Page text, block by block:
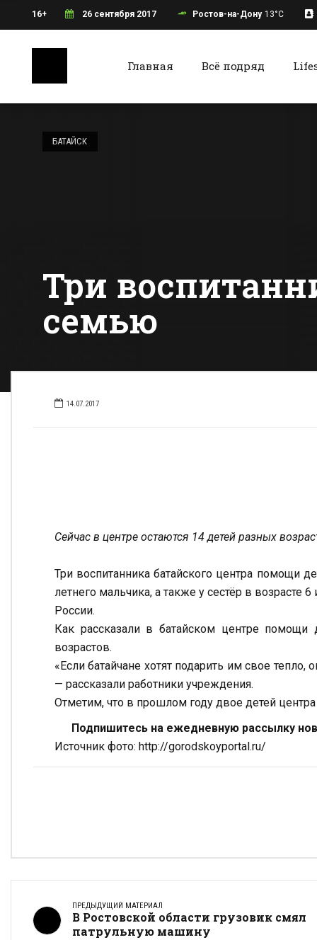
16+ 26 сентября 2017 Ростов-на-Дону 13°C
Главная Всё подряд
БАТАЙСК
Три
семью
14.07.2017
Сейчас в центре остаются 14 детей разных
Три воспитанника батайского центра помощи
летнего мальчика, а также у сестёр в возрасте
России.
Как рассказали в батайском центре помощи
возрастов.
«Если батайчане хотят подарить им свое
— рассказали работники учреждения.
Отметим, что в прошлом году двое детей
Подпишитесь на ежедневную рассылку
Источник фото: http://gorodskoyportal.ru/
ПРЕДЫДУЩИЙ МАТЕРИАЛ
В Ростовской области грузовик смял
патрульную машину